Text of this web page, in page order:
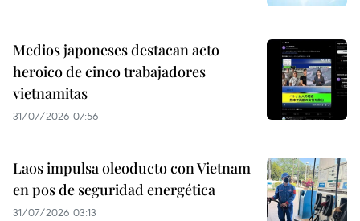
Medios japoneses destacan acto
heroico de cinco trabajadores
vietnamitas
31/07/2026 07:56
Laos impulsa oleoducto con Vietnam
en pos de seguridad energética
31/07/2026 03:13